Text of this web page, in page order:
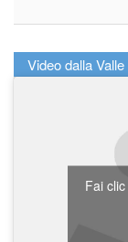
Video dalla
Fai